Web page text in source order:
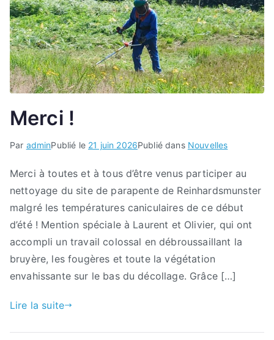
Merci !
Par adminPublié le 21 juin 2026Publié dans Nouvelles
Merci à toutes et à tous d’être venus participer au
nettoyage du site de parapente de Reinhardsmunster
malgré les températures caniculaires de ce début
d’été ! Mention spéciale à Laurent et Olivier, qui ont
accompli un travail colossal en débroussaillant la
bruyère, les fougères et toute la végétation
envahissante sur le bas du décollage. Grâce […]
Lire la suite